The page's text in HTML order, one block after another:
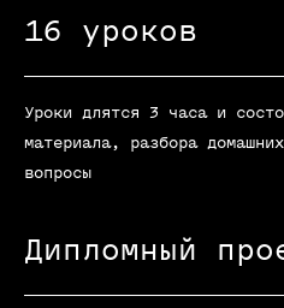
16 уроков
Уроки длятся 3 часа и
материала, разбора
вопросы
Дипломный